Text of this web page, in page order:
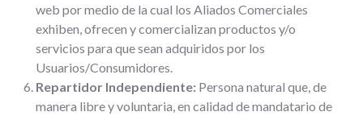
web por medio de la cual los Aliados Comerciales
exhiben, ofrecen y comercializan productos y/o
servicios para que sean adquiridos por los
Usuarios/Consumidores.
Repartidor Independiente: Persona natural que, de
manera libre y voluntaria, en calidad de mandatario de